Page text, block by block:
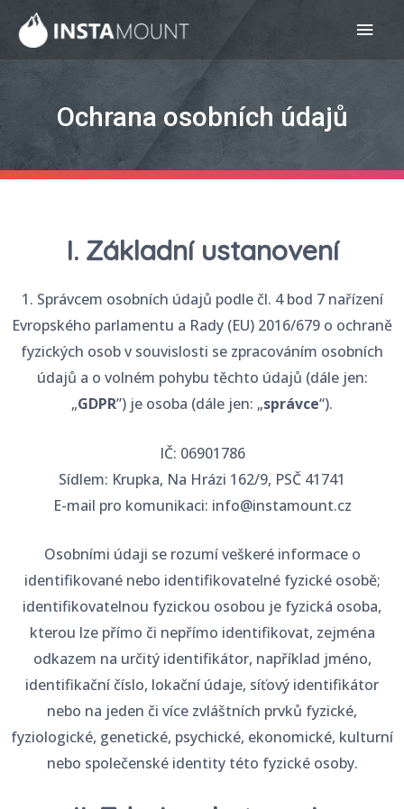
Ochrana osobních údajů
I. Základní ustanovení
1. Správcem osobních údajů podle čl. 4 bod 7 nařízení
Evropského parlamentu a Rady (EU) 2016/679 o ochraně
fyzických osob v souvislosti se zpracováním osobních
údajů a o volném pohybu těchto údajů (dále jen:
„GDPR”) je osoba (dále jen: „správce“).
IČ: 06901786
Sídlem: Krupka, Na Hrázi 162/9, PSČ 41741
E-mail pro komunikaci: info@instamount.cz
Osobními údaji se rozumí veškeré informace o
identifikované nebo identifikovatelné fyzické osobě;
identifikovatelnou fyzickou osobou je fyzická osoba,
kterou lze přímo či nepřímo identifikovat, zejména
odkazem na určitý identifikátor, například jméno,
identifikační číslo, lokační údaje, síťový identifikátor
nebo na jeden či více zvláštních prvků fyzické,
fyziologické, genetické, psychické, ekonomické, kulturní
nebo společenské identity této fyzické osoby.